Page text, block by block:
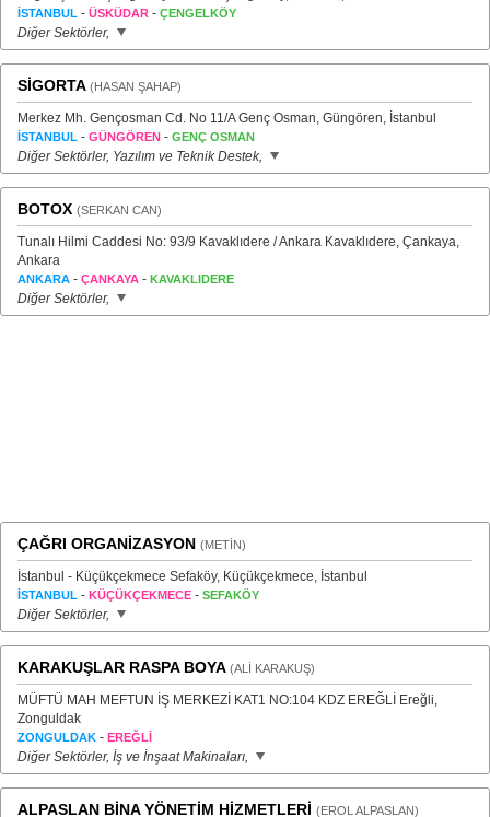
İSTANBUL - ÜSKÜDAR - ÇENGELKÖY
Diğer Sektörler,
SİGORTA (HASAN ŞAHAP)
Merkez Mh. Gençosman Cd. No 11/A Genç Osman, Güngören, İstanbul
İSTANBUL - GÜNGÖREN - GENÇ OSMAN
Diğer Sektörler, Yazılım ve Teknik Destek,
BOTOX (SERKAN CAN)
Tunalı Hilmi Caddesi No: 93/9 Kavaklıdere / Ankara Kavaklıdere, Çankaya,
Ankara
ANKARA - ÇANKAYA - KAVAKLIDERE
Diğer Sektörler,
ÇAĞRI ORGANİZASYON (METİN)
İstanbul - Küçükçekmece Sefaköy, Küçükçekmece, İstanbul
İSTANBUL - KÜÇÜKÇEKMECE - SEFAKÖY
Diğer Sektörler,
KARAKUŞLAR RASPA BOYA (ALİ KARAKUŞ)
MÜFTÜ MAH MEFTUN İŞ MERKEZİ KAT1 NO:104 KDZ EREĞLİ Ereğli,
Zonguldak
ZONGULDAK - EREĞLİ
Diğer Sektörler, İş ve İnşaat Makinaları,
ALPASLAN BİNA YÖNETİM HİZMETLERİ (EROL ALPASLAN)